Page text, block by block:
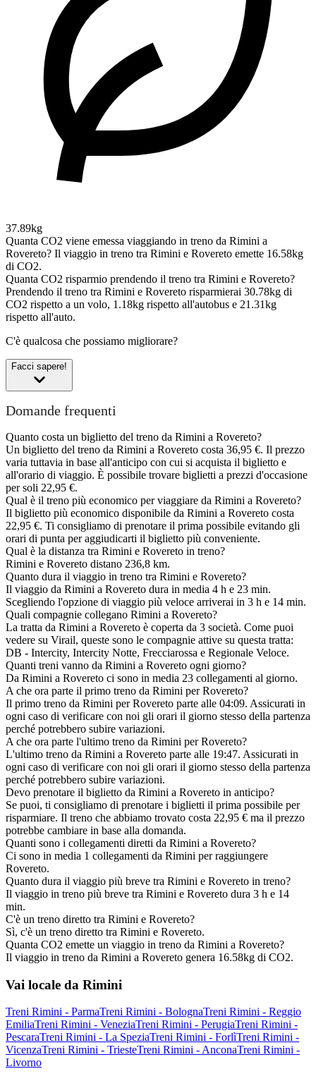
37.89kg
Quanta CO2 viene emessa viaggiando in treno da Rimini a
Rovereto? Il viaggio in treno tra Rimini e Rovereto emette 16.58kg
di CO2.
Quanta CO2 risparmio prendendo il treno tra Rimini e Rovereto?
Prendendo il treno tra Rimini e Rovereto risparmierai 30.78kg di
CO2 rispetto a un volo, 1.18kg rispetto all'autobus e 21.31kg
rispetto all'auto.
C'è qualcosa che possiamo migliorare?
Facci sapere!
Domande frequenti
Quanto costa un biglietto del treno da Rimini a Rovereto?
Un biglietto del treno da Rimini a Rovereto costa 36,95 €. Il prezzo
varia tuttavia in base all'anticipo con cui si acquista il biglietto e
all'orario di viaggio. È possibile trovare biglietti a prezzi d'occasione
per soli 22,95 €.
Qual è il treno più economico per viaggiare da Rimini a Rovereto?
Il biglietto più economico disponibile da Rimini a Rovereto costa
22,95 €. Ti consigliamo di prenotare il prima possibile evitando gli
orari di punta per aggiudicarti il biglietto più conveniente.
Qual è la distanza tra Rimini e Rovereto in treno?
Rimini e Rovereto distano 236,8 km.
Quanto dura il viaggio in treno tra Rimini e Rovereto?
Il viaggio da Rimini a Rovereto dura in media 4 h e 23 min.
Scegliendo l'opzione di viaggio più veloce arriverai in 3 h e 14 min.
Quali compagnie collegano Rimini a Rovereto?
La tratta da Rimini a Rovereto è coperta da 3 società. Come puoi
vedere su Virail, queste sono le compagnie attive su questa tratta:
DB - Intercity, Intercity Notte, Frecciarossa e Regionale Veloce.
Quanti treni vanno da Rimini a Rovereto ogni giorno?
Da Rimini a Rovereto ci sono in media 23 collegamenti al giorno.
A che ora parte il primo treno da Rimini per Rovereto?
Il primo treno da Rimini per Rovereto parte alle 04:09. Assicurati in
ogni caso di verificare con noi gli orari il giorno stesso della partenza
perché potrebbero subire variazioni.
A che ora parte l'ultimo treno da Rimini per Rovereto?
L'ultimo treno da Rimini a Rovereto parte alle 19:47. Assicurati in
ogni caso di verificare con noi gli orari il giorno stesso della partenza
perché potrebbero subire variazioni.
Devo prenotare il biglietto da Rimini a Rovereto in anticipo?
Se puoi, ti consigliamo di prenotare i biglietti il prima possibile per
risparmiare. Il treno che abbiamo trovato costa 22,95 € ma il prezzo
potrebbe cambiare in base alla domanda.
Quanti sono i collegamenti diretti da Rimini a Rovereto?
Ci sono in media 1 collegamenti da Rimini per raggiungere
Rovereto.
Quanto dura il viaggio più breve tra Rimini e Rovereto in treno?
Il viaggio in treno più breve tra Rimini e Rovereto dura 3 h e 14
min.
C'è un treno diretto tra Rimini e Rovereto?
Sì, c'è un treno diretto tra Rimini e Rovereto.
Quanta CO2 emette un viaggio in treno da Rimini a Rovereto?
Il viaggio in treno da Rimini a Rovereto genera 16.58kg di CO2.
Vai locale da Rimini
Treni Rimini - ParmaTreni Rimini - BolognaTreni Rimini - Reggio
EmiliaTreni Rimini - VeneziaTreni Rimini - PerugiaTreni Rimini -
PescaraTreni Rimini - La SpeziaTreni Rimini - ForlìTreni Rimini -
VicenzaTreni Rimini - TriesteTreni Rimini - AnconaTreni Rimini -
Livorno